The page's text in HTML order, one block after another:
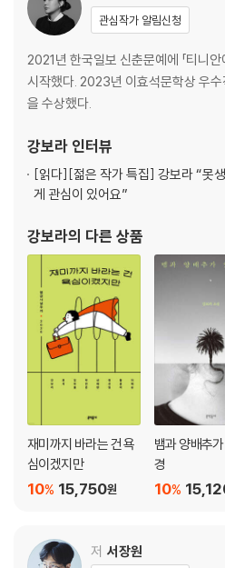
관심작가 알림신청
2021년 한국일보 신춘문예에 「티니
시작했다. 2023년 이효석문학상 우
을 수상했다.
강보라 인터뷰
[읽다][젊은 작가 특집] 강보라 “못
게 관심이 있어요”
강보라의 다른 상품
재미까지 바라는 건 욕
심이겠지만
15,750원
10%
뱀과 양배추
경
10%
저 서장원